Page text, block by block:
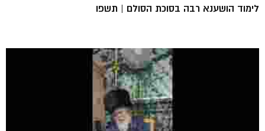
לימוד הושענא רבה בסוכת הסולם | תשפו